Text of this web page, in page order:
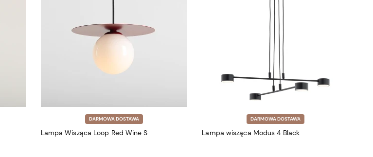
DARMOWA DOSTAWA
Lampa Wisząca Loop Red Wine S
DARMOWA DOSTAWA
Lampa wisząca Modus 4 Black